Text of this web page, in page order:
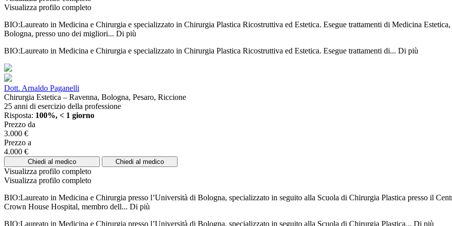
Visualizza profilo completo
BIO:Laureato in Medicina e Chirurgia e specializzato in Chirurgia Plastica Ricostruttiva ed Estetica. Esegue trattamenti di Medicina
Bologna, presso uno dei migliori... Di più
BIO:Laureato in Medicina e Chirurgia e specializzato in Chirurgia Plastica Ricostruttiva ed Estetica. Esegue trattamenti di... Di più
Dott. Arnaldo Paganelli
Chirurgia Estetica – Ravenna, Bologna, Pesaro, Riccione
25 anni di esercizio della professione
Risposta: 100%, < 1 giorno
Prezzo da
3.000 €
Prezzo a
4.000 €
Chiedi al medico Chiedi al medico
Visualizza profilo completo
Visualizza profilo completo
BIO:Laureato in Medicina e Chirurgia presso l’Università di Bologna, specializzato in seguito alla Scuola di Chirurgia Plastica presso il
Crown House Hospital, membro dell... Di più
BIO:Laureato in Medicina e Chirurgia presso l’Università di Bologna, specializzato in seguito alla Scuola di Chirurgia Plastica... Di più